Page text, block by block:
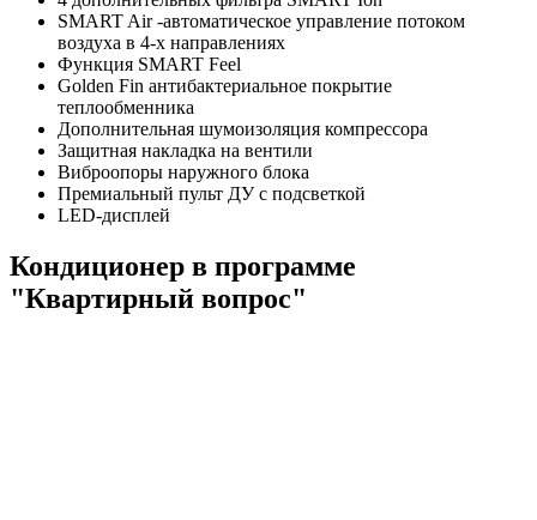
SMART Air -автоматическое управление потоком
воздуха в 4-х направлениях
Функция SMART Feel
Golden Fin антибактериальное покрытие
теплообменника
Дополнительная шумоизоляция компрессора
Защитная накладка на вентили
Виброопоры наружного блока
Премиальный пульт ДУ с подсветкой
LED-дисплей
Кондиционер в программе
"Квартирный вопрос"